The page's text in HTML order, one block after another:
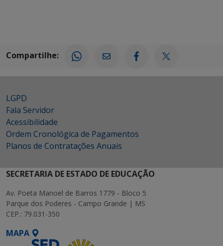
Compartilhe:
LGPD
Fala Servidor
Acessibilidade
Ordem Cronológica de Pagamentos
Planos de Contratações Anuais
SECRETARIA DE ESTADO DE EDUCAÇÃO
Av. Poeta Manoel de Barros 1779 - Bloco 5
Parque dos Poderes - Campo Grande | MS
CEP.: 79.031-350
MAPA